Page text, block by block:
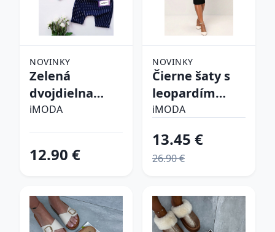
NOVINKY
Zelená
dvojdielna
bavlnená
iMODA
12.90 €
NOVINKY
Čierne šaty s
leopardím
vzorom
iMODA
13.45 €
26.90 €